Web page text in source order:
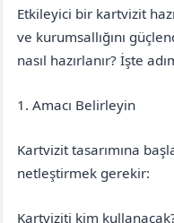
Etkileyici bir kartvizit
ve kurumsallığını
nasıl hazırlanır? İşte
1. Amacı Belirleyin
Kartvizit tasarımına
netleştirmek gerekir:
Kartviziti kim